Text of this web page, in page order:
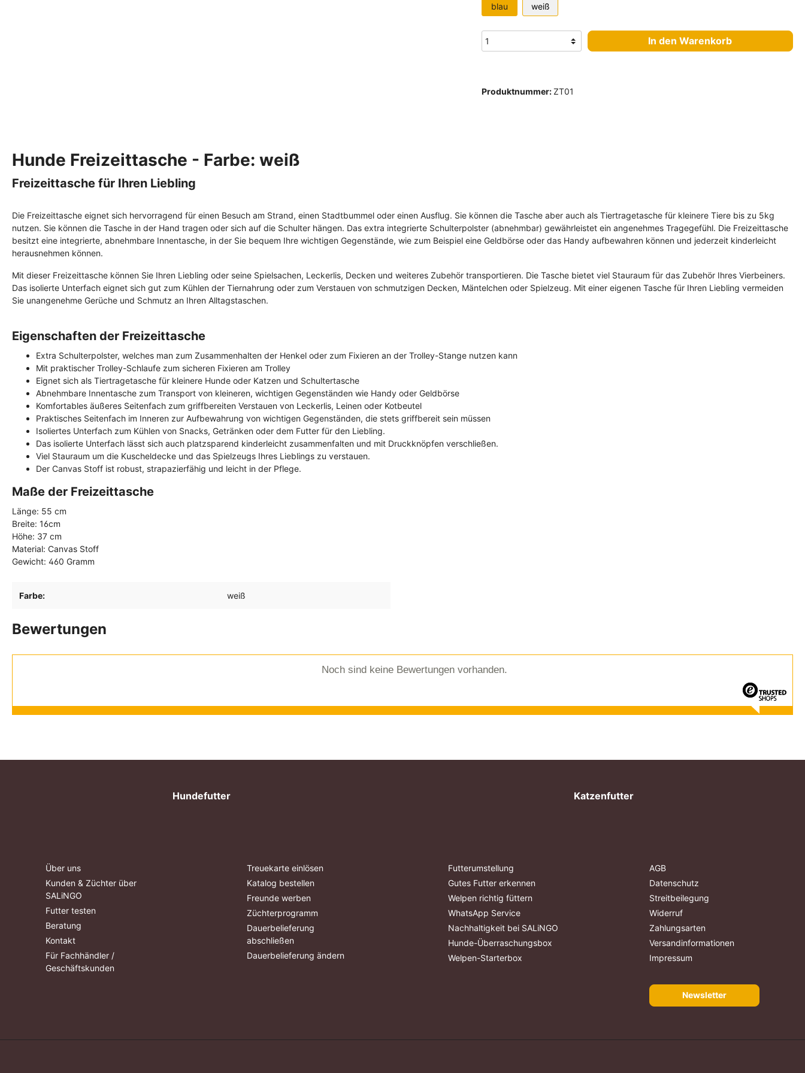
blau weiß
In den Warenkorb
Produktnummer:ZT01
Hunde Freizeittasche - Farbe: weiß
Freizeittasche für Ihren Liebling
Die Freizeittasche eignet sich hervorragend für einen Besuch am Strand, einen Stadtbummel oder einen Ausflug. Sie können die Tasche aber auch als Tiertragetasche für kleinere Tiere bis zu 5kg
nutzen. Sie können die Tasche in der Hand tragen oder sich auf die Schulter hängen. Das extra integrierte Schulterpolster (abnehmbar) gewährleistet ein angenehmes Tragegefühl. Die Freizeittasche
besitzt eine integrierte, abnehmbare Innentasche, in der Sie bequem Ihre wichtigen Gegenstände, wie zum Beispiel eine Geldbörse oder das Handy aufbewahren können und jederzeit kinderleicht
herausnehmen können.
Mit dieser Freizeittasche können Sie Ihren Liebling oder seine Spielsachen, Leckerlis, Decken und weiteres Zubehör transportieren. Die Tasche bietet viel Stauraum für das Zubehör Ihres Vierbeiners.
Das isolierte Unterfach eignet sich gut zum Kühlen der Tiernahrung oder zum Verstauen von schmutzigen Decken, Mäntelchen oder Spielzeug. Mit einer eigenen Tasche für Ihren Liebling vermeiden
Sie unangenehme Gerüche und Schmutz an Ihren Alltagstaschen.
Eigenschaften der Freizeittasche
Extra Schulterpolster, welches man zum Zusammenhalten der Henkel oder zum Fixieren an der Trolley-Stange nutzen kann
Mit praktischer Trolley-Schlaufe zum sicheren Fixieren am Trolley
Eignet sich als Tiertragetasche für kleinere Hunde oder Katzen und Schultertasche
Abnehmbare Innentasche zum Transport von kleineren, wichtigen Gegenständen wie Handy oder Geldbörse
Komfortables äußeres Seitenfach zum griffbereiten Verstauen von Leckerlis, Leinen oder Kotbeutel
Praktisches Seitenfach im Inneren zur Aufbewahrung von wichtigen Gegenständen, die stets griffbereit sein müssen
Isoliertes Unterfach zum Kühlen von Snacks, Getränken oder dem Futter für den Liebling.
Das isolierte Unterfach lässt sich auch platzsparend kinderleicht zusammenfalten und mit Druckknöpfen verschließen.
Viel Stauraum um die Kuscheldecke und das Spielzeugs Ihres Lieblings zu verstauen.
Der Canvas Stoff ist robust, strapazierfähig und leicht in der Pflege.
Maße der Freizeittasche
Länge: 55 cm
Breite: 16cm
Höhe: 37 cm
Material: Canvas Stoff
Gewicht: 460 Gramm
Farbe: weiß
Bewertungen
Noch sind keine Bewertungen vorhanden.
Hundefutter Katzenfutter
Über uns
Kunden & Züchter über
SALiNGO
Futter testen
Beratung
Kontakt
Für Fachhändler /
Geschäftskunden
Treuekarte einlösen
Katalog bestellen
Freunde werben
Züchterprogramm
Dauerbelieferung
abschließen
Dauerbelieferung ändern
Futterumstellung
Gutes Futter erkennen
Welpen richtig füttern
WhatsApp Service
Nachhaltigkeit bei SALiNGO
Hunde-Überraschungsbox
Welpen-Starterbox
AGB
Datenschutz
Streitbeilegung
Widerruf
Zahlungsarten
Versandinformationen
Impressum
Newsletter